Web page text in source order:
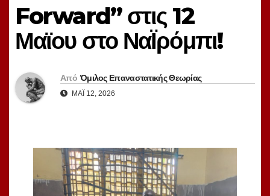
Forward” στις 12
Μαϊου στο ΝαΪρόμπι!
Από Όμιλος Επαναστατικής Θεωρίας
ΜΆΙ 12, 2026